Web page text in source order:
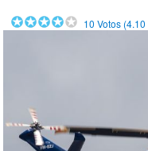
10 Votos (4.10